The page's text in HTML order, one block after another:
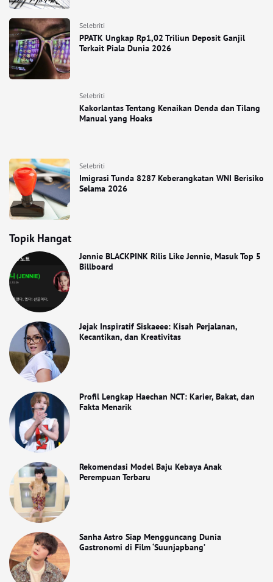
Selebriti
PPATK Ungkap Rp1,02 Triliun Deposit Ganjil
Terkait Piala Dunia 2026
Selebriti
Kakorlantas Tentang Kenaikan Denda dan Tilang
Manual yang Hoaks
Selebriti
Imigrasi Tunda 8287 Keberangkatan WNI Berisiko
Selama 2026
Topik Hangat
Jennie BLACKPINK Rilis Like Jennie, Masuk Top 5
Billboard
Jejak Inspiratif Siskaeee: Kisah Perjalanan,
Kecantikan, dan Kreativitas
Profil Lengkap Haechan NCT: Karier, Bakat, dan
Fakta Menarik
Rekomendasi Model Baju Kebaya Anak
Perempuan Terbaru
Sanha Astro Siap Mengguncang Dunia
Gastronomi di Film ‘Suunjapbang’